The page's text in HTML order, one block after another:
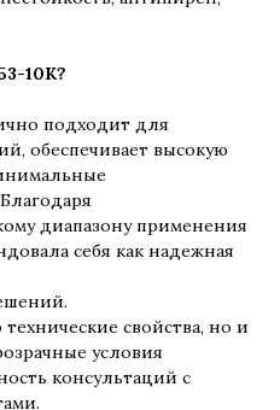
10К?
подходит для
обеспечивает высокую
диапазону применения
себя как надежная
свойства, но и
условия
консультаций с